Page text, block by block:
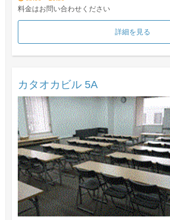
料金はお問い合わせください
詳細を見る
カタオカビル 5A